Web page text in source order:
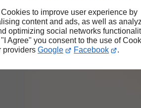
to improve user experience by
content and ads, as well as
optimizing social networks
Agree" you consent to the use of
providers Google Facebook .